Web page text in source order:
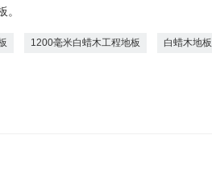
1200毫米白蜡木工程地板 白蜡木地板